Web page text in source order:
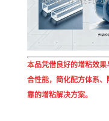
本品凭借良好的增粘效
合性能，简化配方体系
靠的增粘解决方案。